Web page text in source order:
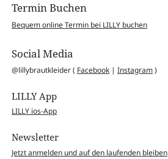
Termin Buchen
Bequem online Termin bei LILLY buchen
Social Media
@lillybrautkleider ( Facebook |Instagram)
LILLY App
LILLY ios-App
Newsletter
Jetzt anmelden und auf den laufenden bleiben